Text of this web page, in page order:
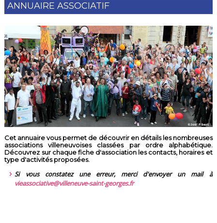
ANNUAIRE ASSOCIATIF
Cet annuaire vous permet de découvrir en détails les nombreuses
associations villeneuvoises classées par ordre alphabétique.
Découvrez sur chaque fiche d'association les contacts, horaires et
type d'activités proposées.
Si vous constatez une erreur, merci d'envoyer un mail à
vieassociative@villeneuve-saint-georges.fr